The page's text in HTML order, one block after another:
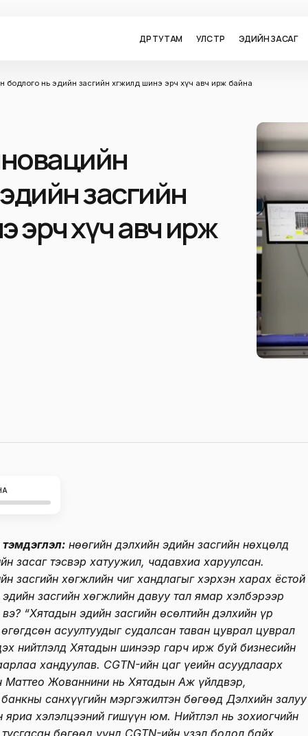
ӨДӨР ТУТАМ УЛС ТӨР ЭДИЙН ЗАСАГ
нь эдийн засгийн хөгжилд шинэ эрч хүч авч ирж байна
засгийн
эрч хүч авч ирж
Өнөөгийн дэлхийн эдийн засгийн нөхцөлд
засаг тэсвэр хатуужил, чадавхиа харуулсан.
засгийн хөгжлийн чиг хандлагыг хэрхэн харах ёстой
засгийн хөгжлийн давуу тал ямар хэлбэрээр
“Хятадын эдийн засгийн өсөлтийн дэлхийн үр
асуултуудыг судалсан таван цуврал цуврал
нийтлэлд Хятадын шинээр гарч ирж буй бизнесийн
хандуулав. CGTN-ийн цаг үеийн асуудлаарх
Маттео Жованнини нь Хятадын Аж үйлдвэр,
санхүүгийн мэргэжилтэн бөгөөд Дэлхийн залуу
яриа хэлэлцээний гишүүн юм. Нийтлэл нь зохиогчийн